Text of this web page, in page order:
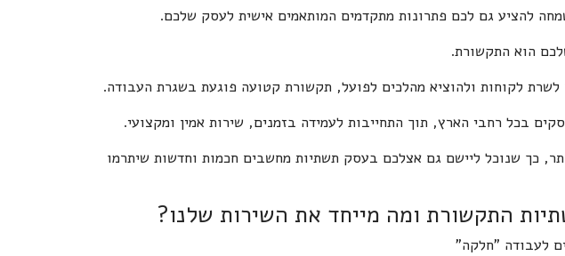
להציע גם לכם פתרונות מתקדמים המותאמים אישית לעסק שלכם.
הוא התקשורת.
לקוחות ולהוציא מהלכים לפועל, תקשורת קטועה פוגעת בשגרת העבודה.
בכל רחבי הארץ, תוך התחייבות לעמידה בזמנים, שירות אמין ומקצועי.
כך שנוכל ליישם גם אצלכם בעסק תשתיות מחשבים חכמות וחדשות שיתרמו
התקשורת ומה מייחד את השירות שלנו?
לעבודה "חלקה"